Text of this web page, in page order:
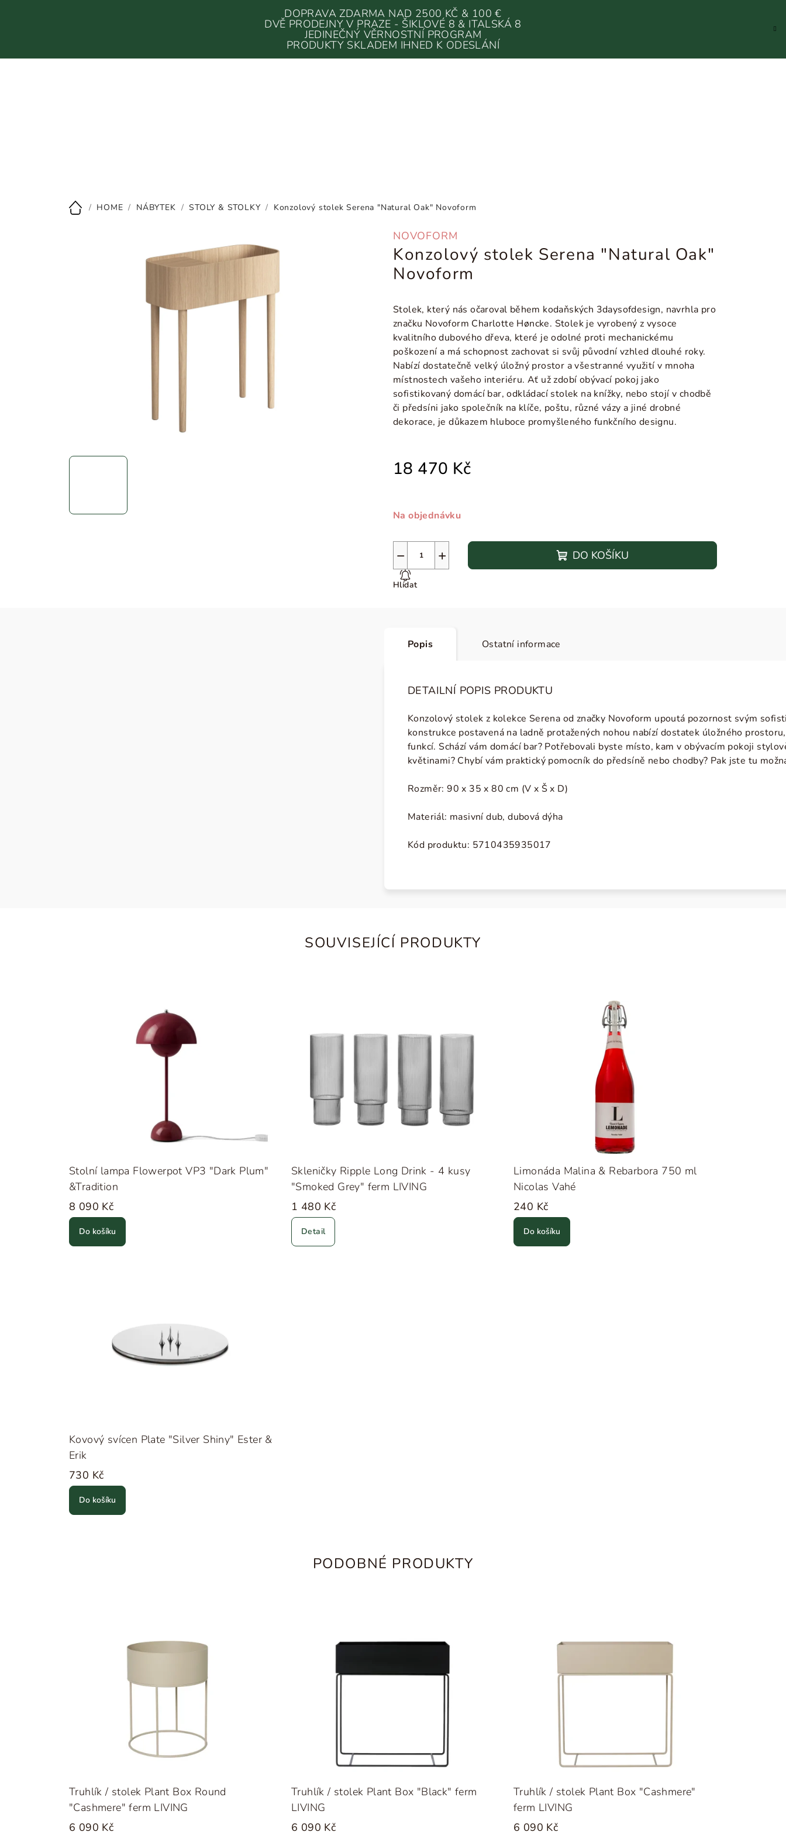
DOPRAVA ZDARMA NAD 2500 KČ & 100 €
DVĚ PRODEJNY V PRAZE - ŠIKLOVÉ 8 & ITALSKÁ 8
JEDINEČNÝ VĚRNOSTNÍ PROGRAM
PRODUKTY SKLADEM IHNED K ODESLÁNÍ
Domů
/ HOME / NÁBYTEK / STOLY & STOLKY / Konzolový stolek Serena "Natural Oak" Novoform
NOVOFORM
Konzolový stolek Serena "Natural Oak"
Novoform
Stolek, který nás očaroval během kodaňských 3daysofdesign, navrhla pro
značku Novoform Charlotte Høncke. Stolek je vyrobený z vysoce
kvalitního dubového dřeva, které je odolné proti mechanickému
poškození a má schopnost zachovat si svůj původní vzhled dlouhé roky.
Nabízí dostatečně velký úložný prostor a všestranné využití v mnoha
místnostech vašeho interiéru. Ať už zdobí obývací pokoj jako
sofistikovaný domácí bar, odkládací stolek na knížky, nebo stojí v chodbě
či předsíni jako společník na klíče, poštu, různé vázy a jiné drobné
dekorace, je důkazem hluboce promyšleného funkčního designu.
18 470 Kč
Na objednávku
+
− DO KOŠÍKU
Hlídat
Popis Ostatní informace
DETAILNÍ POPIS PRODUKTU
Konzolový stolek z kolekce Serena od značky Novoform upoutá pozornost svým
konstrukce postavená na ladně protažených nohou nabízí dostatek úložného
funkcí. Schází vám domácí bar? Potřebovali byste místo, kam v obývacím pokoji
květinami? Chybí vám praktický pomocník do předsíně nebo chodby? Pak jste tu
Rozměr: 90 x 35 x 80 cm (V x Š x D)
Materiál: masivní dub, dubová dýha
Kód produktu: 5710435935017
SOUVISEJÍCÍ PRODUKTY
Stolní lampa Flowerpot VP3 "Dark Plum"
&Tradition
8 090 Kč
Do košíku
Skleničky Ripple Long Drink - 4 kusy
"Smoked Grey" ferm LIVING
1 480 Kč
Detail
Limonáda Malina & Rebarbora 750 ml
Nicolas Vahé
240 Kč
Do košíku
Kovový svícen Plate "Silver Shiny" Ester &
Erik
730 Kč
Do košíku
PODOBNÉ PRODUKTY
Truhlík / stolek Plant Box Round
"Cashmere" ferm LIVING
6 090 Kč
Truhlík / stolek Plant Box "Black" ferm
LIVING
6 090 Kč
Truhlík / stolek Plant Box "Cashmere"
ferm LIVING
6 090 Kč